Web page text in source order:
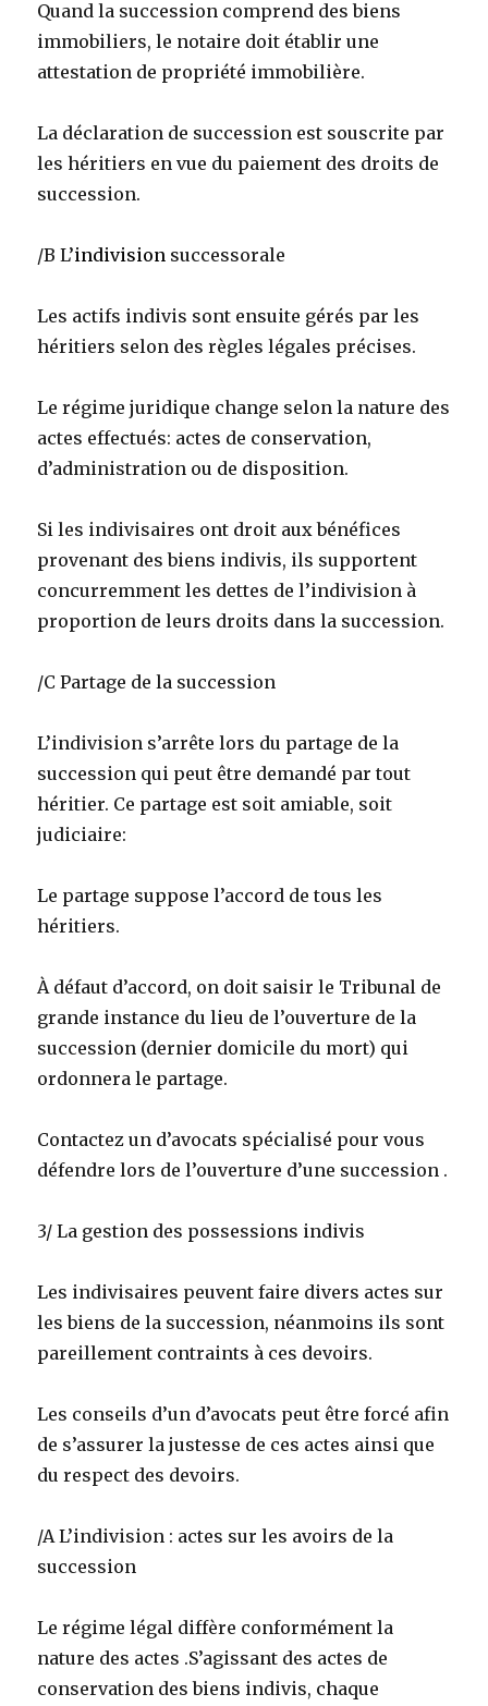
Quand la succession comprend des biens
immobiliers, le notaire doit établir une
attestation de propriété immobilière.
La déclaration de succession est souscrite par
les héritiers en vue du paiement des droits de
succession.
/B L’indivision successorale
Les actifs indivis sont ensuite gérés par les
héritiers selon des règles légales précises.
Le régime juridique change selon la nature des
actes effectués: actes de conservation,
d’administration ou de disposition.
Si les indivisaires ont droit aux bénéfices
provenant des biens indivis, ils supportent
concurremment les dettes de l’indivision à
proportion de leurs droits dans la succession.
/C Partage de la succession
L’indivision s’arrête lors du partage de la
succession qui peut être demandé par tout
héritier. Ce partage est soit amiable, soit
judiciaire:
Le partage suppose l’accord de tous les
héritiers.
À défaut d’accord, on doit saisir le Tribunal de
grande instance du lieu de l’ouverture de la
succession (dernier domicile du mort) qui
ordonnera le partage.
Contactez un d’avocats spécialisé pour vous
défendre lors de l’ouverture d’une succession .
3/ La gestion des possessions indivis
Les indivisaires peuvent faire divers actes sur
les biens de la succession, néanmoins ils sont
pareillement contraints à ces devoirs.
Les conseils d’un d’avocats peut être forcé afin
de s’assurer la justesse de ces actes ainsi que
du respect des devoirs.
/A L’indivision : actes sur les avoirs de la
succession
Le régime légal diffère conformément la
nature des actes .S’agissant des actes de
conservation des biens indivis, chaque